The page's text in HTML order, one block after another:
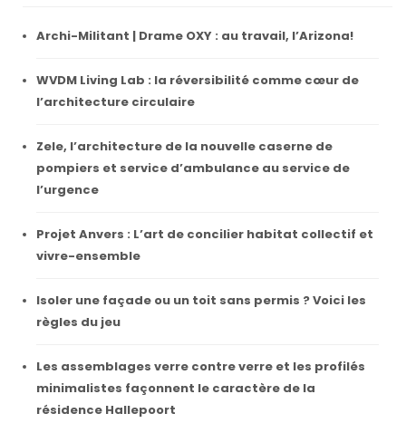
Archi-Militant | Drame OXY : au travail, l’Arizona!
WVDM Living Lab : la réversibilité comme cœur de
l’architecture circulaire
Zele, l’architecture de la nouvelle caserne de
pompiers et service d’ambulance au service de
l’urgence
Projet Anvers : L’art de concilier habitat collectif et
vivre-ensemble
Isoler une façade ou un toit sans permis ? Voici les
règles du jeu
Les assemblages verre contre verre et les profilés
minimalistes façonnent le caractère de la
résidence Hallepoort